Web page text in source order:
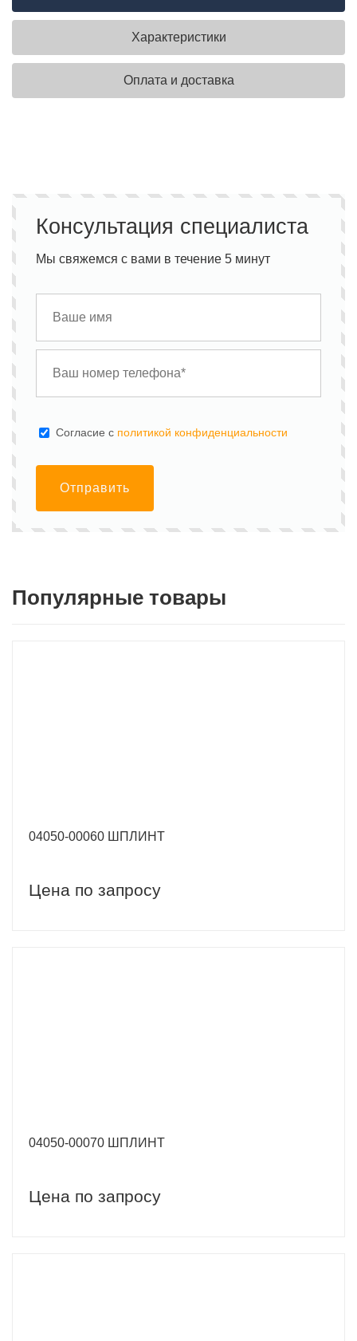
Характеристики
Оплата и доставка
Консультация специалиста
Мы свяжемся с вами в течение 5 минут
Cогласие с политикой конфиденциальности
Отправить
Популярные товары
04050-00060 ШПЛИНТ
Цена по запросу
04050-00070 ШПЛИНТ
Цена по запросу